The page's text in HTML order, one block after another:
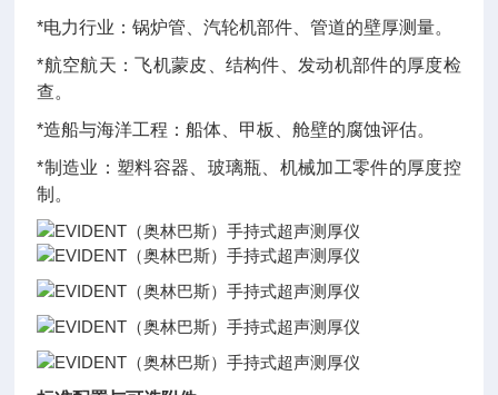
*电力行业：锅炉管、汽轮机部件、管道的壁厚测量。
*航空航天：飞机蒙皮、结构件、发动机部件的厚度检
查。
*造船与海洋工程：船体、甲板、舱壁的腐蚀评估。
*制造业：塑料容器、玻璃瓶、机械加工零件的厚度控
制。